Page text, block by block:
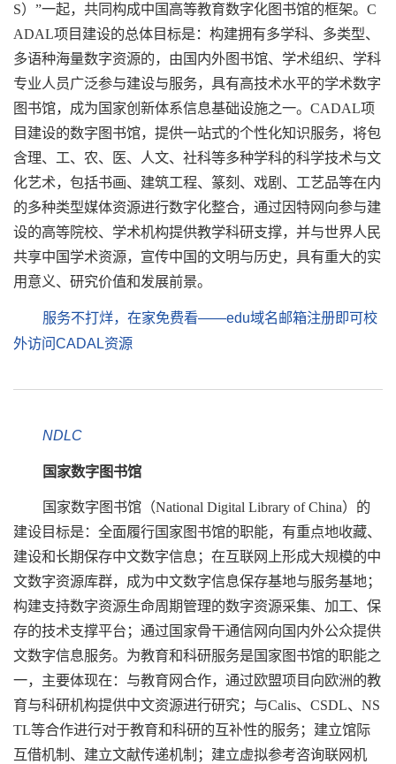
S）”一起，共同构成中国高等教育数字化图书馆的框架。C
ADAL项目建设的总体目标是：构建拥有多学科、多类型、
多语种海量数字资源的，由国内外图书馆、学术组织、学科
专业人员广泛参与建设与服务，具有高技术水平的学术数字
图书馆，成为国家创新体系信息基础设施之一。CADAL项
目建设的数字图书馆，提供一站式的个性化知识服务，将包
含理、工、农、医、人文、社科等多种学科的科学技术与文
化艺术，包括书画、建筑工程、篆刻、戏剧、工艺品等在内
的多种类型媒体资源进行数字化整合，通过因特网向参与建
设的高等院校、学术机构提供教学科研支撑，并与世界人民
共享中国学术资源，宣传中国的文明与历史，具有重大的实
用意义、研究价值和发展前景。
服务不打烊，在家免费看——edu域名邮箱注册即可校
外访问CADAL资源
NDLC
国家数字图书馆
国家数字图书馆（National Digital Library of China）的
建设目标是：全面履行国家图书馆的职能，有重点地收藏、
建设和长期保存中文数字信息；在互联网上形成大规模的中
文数字资源库群，成为中文数字信息保存基地与服务基地；
构建支持数字资源生命周期管理的数字资源采集、加工、保
存的技术支撑平台；通过国家骨干通信网向国内外公众提供
文数字信息服务。为教育和科研服务是国家图书馆的职能之
一，主要体现在：与教育网合作，通过欧盟项目向欧洲的教
育与科研机构提供中文资源进行研究；与Calis、CSDL、NS
TL等合作进行对于教育和科研的互补性的服务；建立馆际
互借机制、建立文献传递机制；建立虚拟参考咨询联网机